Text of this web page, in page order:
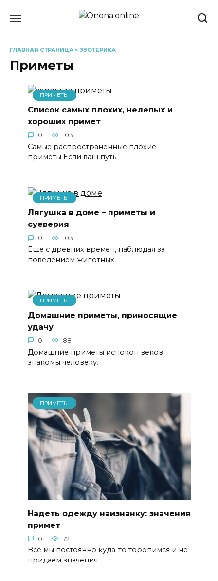
ГЛАВНАЯ СТРАНИЦА » ЭЗОТЕРИКА
Приметы
ПРИМЕТЫ
Список самых плохих, нелепых и
хороших примет
0 103
Самые распространённые плохие
приметы Если ваш путь
ПРИМЕТЫ
Лягушка в доме – приметы и
суеверия
0 103
Еще с древних времен, наблюдая за
поведением животных
ПРИМЕТЫ
Домашние приметы, приносящие
удачу
0 88
Домашние приметы испокон веков
знакомы человеку.
ПРИМЕТЫ
Надеть одежду наизнанку: значения
примет
0 72
Все мы постоянно куда-то торопимся и не
придаем значения